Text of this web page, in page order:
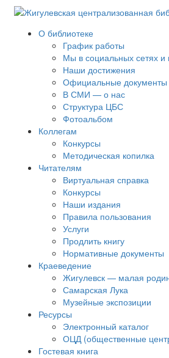
О библиотеке
График работы
Мы в социальных сетях и
Наши достижения
Официальные документы
В СМИ — о нас
Структура ЦБС
Фотоальбом
Коллегам
Конкурсы
Методическая копилка
Читателям
Виртуальная справка
Конкурсы
Наши издания
Правила пользования
Услуги
Продлить книгу
Нормативные документы
Краеведение
Жигулевск — малая
Самарская Лука
Музейные экспозиции
Ресурсы
Электронный каталог
ОЦД (общественные
Гостевая книга